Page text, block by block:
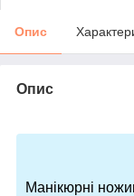
Опис
Опис
Манікюрні